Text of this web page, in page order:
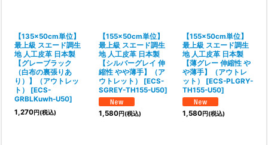
【135×50cm単位】
最上級 スエード調生
地 人工皮革 日本製
【グレーブラック
（白布の裏張りあ
り）】（アウトレッ
ト）
[ECS-
GRBLKuwh-U50]
1,270円(税込)
【155×50cm単位】
最上級 スエード調生
地 人工皮革 日本製
【シルバーグレイ 伸
縮性 やや薄手】（ア
ウトレット）
[ECS-
SGREY-TH155-U50]
1,580円(税込)
【155×50cm単位】
最上級 スエード調生
地 人工皮革 日本製
【薄グレー 伸縮性 や
や薄手】（アウトレ
ット）
[ECS-PLGRY-
TH155-U50]
1,580円(税込)